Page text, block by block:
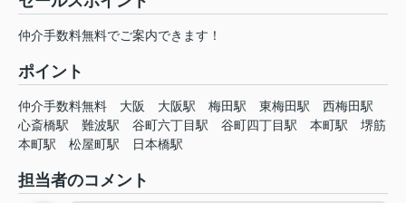
仲介手数料無料でご案内できます！
ポイント
仲介手数料無料 大阪 大阪駅 梅田駅 東梅田駅
西梅田駅
心斎橋駅
難波駅 谷町六丁目駅 谷町四丁目駅 本町駅
堺筋
本町駅
松屋町駅 日本橋駅
担当者のコメント